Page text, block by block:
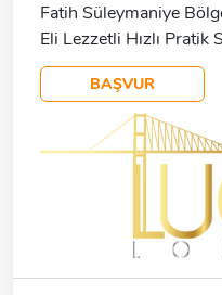
Öğrenmeye Açık.
Fatih Süleymaniye
Eli Lezzetli Hızlı Pratik
BAŞVUR